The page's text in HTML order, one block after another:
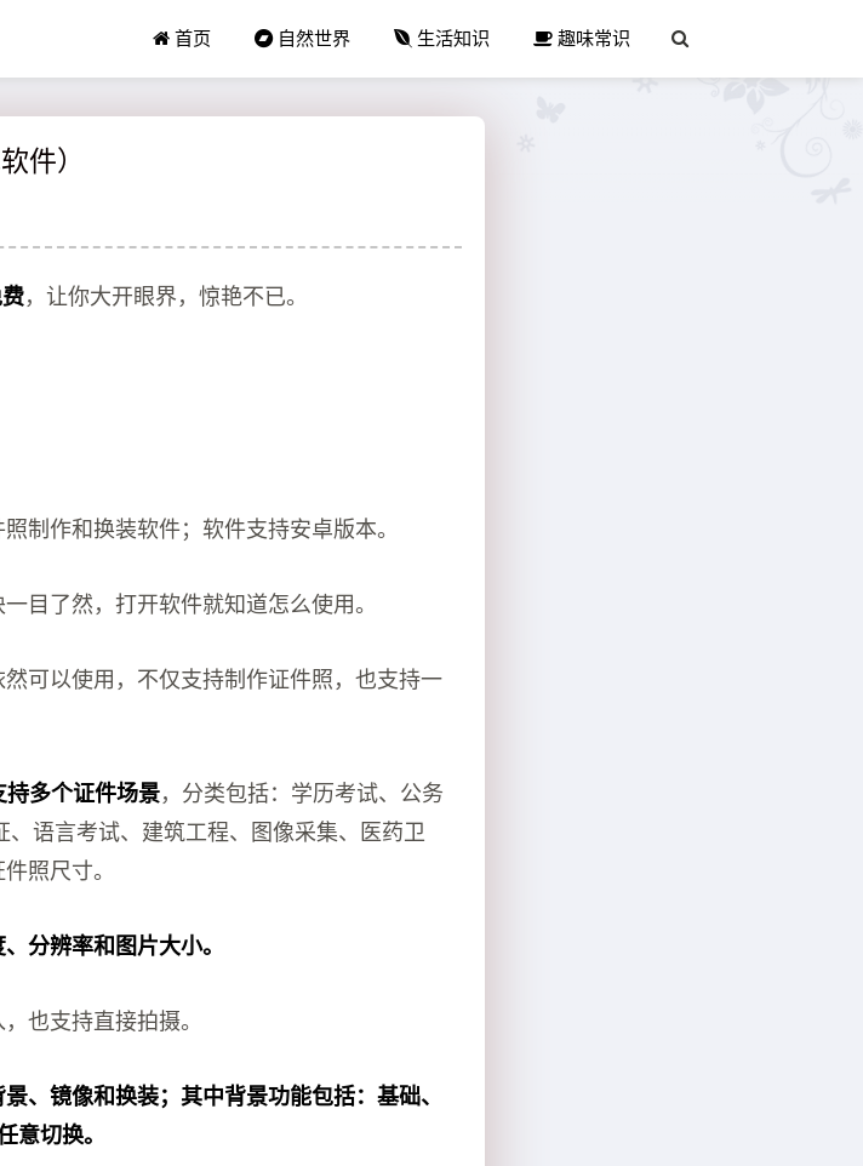
首页 自然世界 生活知识 趣味常识
件）
，让你大开眼界，惊艳不已。
制作和换装软件；软件支持安卓版本。
目了然，打开软件就知道怎么使用。
可以使用，不仅支持制作证件照，也支持一
持多个证件场景，分类包括：学历考试、公务
语言考试、建筑工程、图像采集、医药卫
照尺寸。
分辨率和图片大小。
也支持直接拍摄。
、镜像和换装；其中背景功能包括：基础、
意切换。